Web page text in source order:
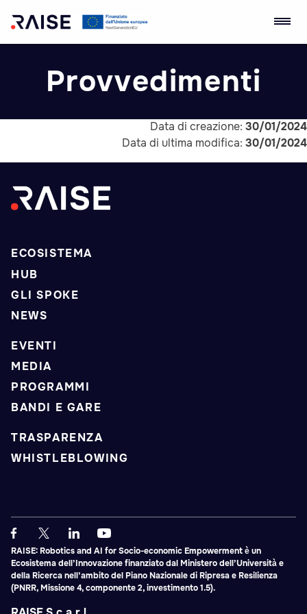
dell'Innovazione
Socio-economic
Empowerment
Provvedimenti
Data di creazione: 30/01/2024
Data di ultima modifica: 30/01/2024
ECOSISTEMA
HUB
GLI SPOKE
NEWS
EVENTI
MEDIA
PROGRAMMI
BANDI E GARE
TRASPARENZA
WHISTLEBLOWING
RAISE: Robotics and AI for Socio-economic Empowerment è un
Ecosistema dell’Innovazione finanziato dal Ministero dell’Università e
della Ricerca nell’ambito del Piano Nazionale di Ripresa e Resilienza
(PNRR, Missione 4, componente 2, investimento 1.5).